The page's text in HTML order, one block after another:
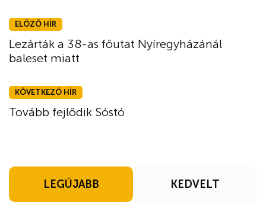
ELŐZŐ HÍR
Lezárták a 38-as főutat Nyíregyházánál
baleset miatt
KÖVETKEZŐ HÍR
Tovább fejlődik Sóstó
LEGÚJABB KEDVELT